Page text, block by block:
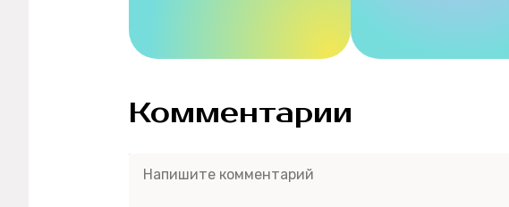
Комментарии